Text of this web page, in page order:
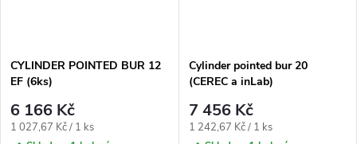
CYLINDER POINTED BUR 12
EF (6ks)
6 166 Kč
Měrná
1 027,67 Kč / 1 ks
Cylinder pointed bur 20
(CEREC a inLab)
7 456 Kč
Měrná
1 242,67 Kč / 1 ks